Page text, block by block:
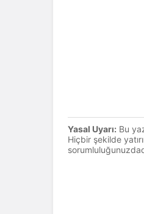
Yasal Uyarı: Bu
Hiçbir şekilde